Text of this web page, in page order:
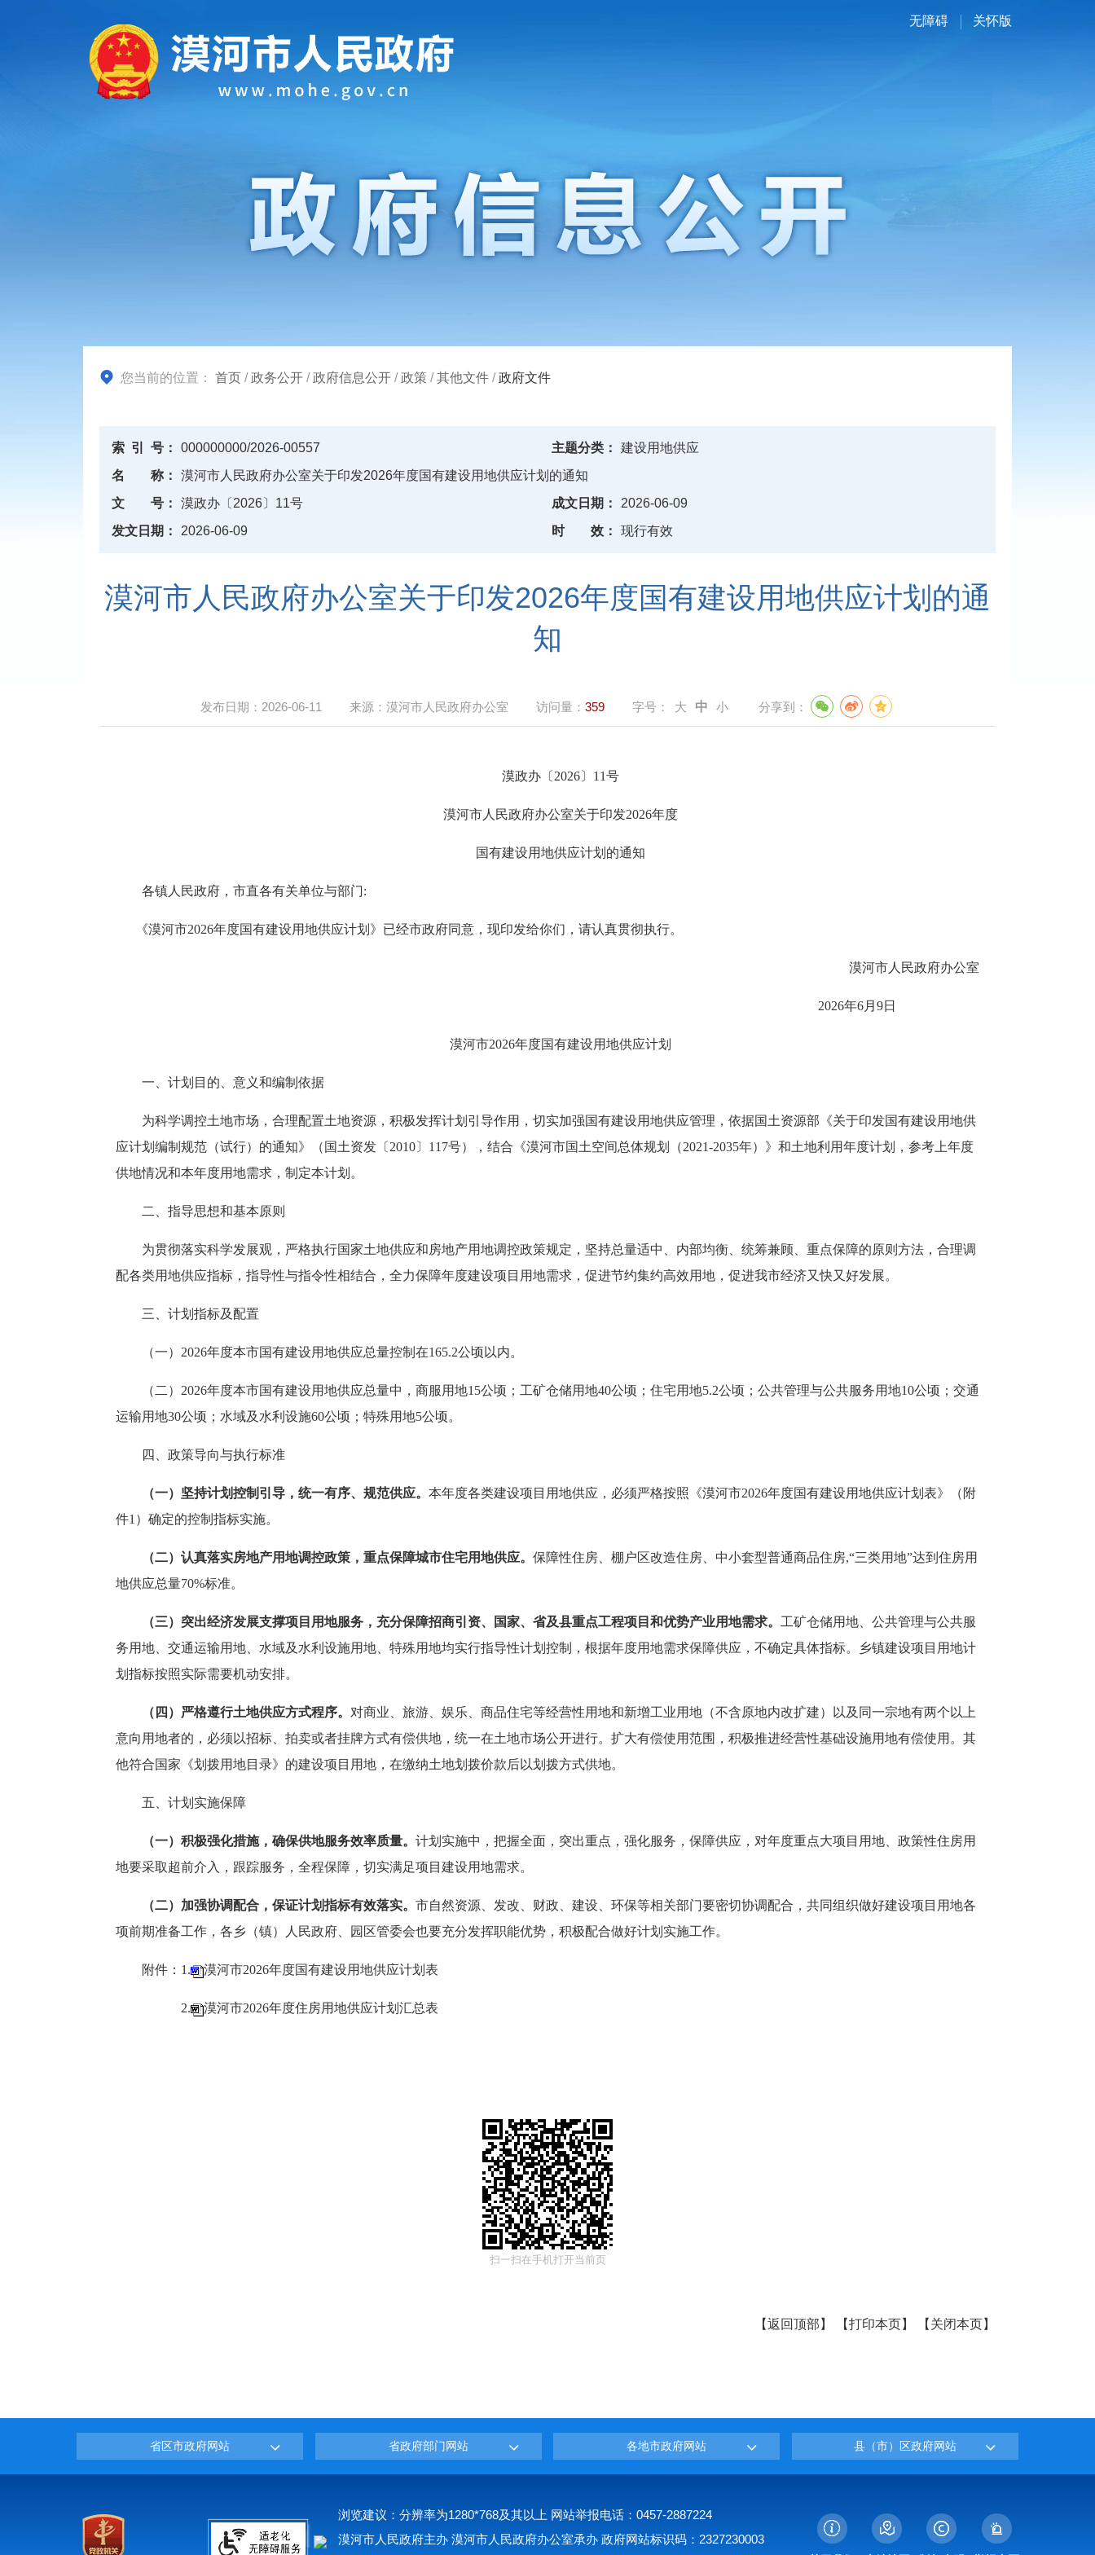
无障碍 关怀版
您当前的位置： 首页 /政务公开 /政府信息公开 /政策 /其他文件 /政府文件
索 引 号： 000000000/2026-00557 主题分类：
建设用地供应
名
称：
漠河市人民政府办公室关于印发2026年度国有建设用地供应计划的通知
文
号： 漠政办〔2026〕11号 成文日期：
2026-06-09
发文日期：
2026-06-09 时 效： 现行有效
漠河市人民政府办公室关于印发2026年度国有建设用地供应计划的通
知
发布日期： 2026-06-11 来源： 漠河市人民政府办公室 访问量： 359 字号： 大 中 小 分享到：
漠政办 〔 2026〕 11号
漠河市 人民政府办公室关于印发2026年度
国有建设用地供应计划的通知
各镇人民政府，市直各有关单位与部门:
《漠河市2026年度国有建设用地供应计划》已经市政府同意，现印发给你们，请认真贯彻执行。
漠河市人民政府办公室
2026年6月 9日
漠河市2026年度国有建设用地供应计划
一、计划目的、意义和编制依据
为科学调控土地市场，合理配置土地资源，积极发挥计划引导作用，切实加强国有建设用地供应管理，依据国土资源部《关于印发国有建设用地供
应计划编制规范（试行）的通知》（国土资发 〔 2010〕 117号），结合《漠河市国土空间总体规划（2021-2035年） 》和土地利用年度计划，参考上年度
供地情况和本年度用地需求，制定本计划。
二、指导思想和基本原则
为贯彻落实科学发展观，严格执行国家土地供应和房地产用地调控政策规定，坚持总量适中、内部均衡、统筹兼顾、重点保障的原则方法，合理调
配各类用地供应指标，指导性与指令性相结合，全力保障年度建设项目用地需求，促进节约集约高效用地，促进我市经济又快又好发展。
三、计划指标及配置
（一） 2026年度本市国有建设用地供应总量控制 在165.2公顷以内。
（二） 2026年度本市国有建设用地供应总量中，商服用地15公顷； 工矿仓储用地40公顷； 住宅用地5.2公顷；公共管理与公共服务用地10公顷；交通
运输用地30公顷 ； 水域及水利设施60公顷；特殊用地5公顷。
四、政策导向与执行标准
（一）坚持计划控制引导，统一有序、规范供应。 本年度各类建设项目用地供应，必须严格按照《漠河市2026年度国有建设用地供应计划表》（附
件1）确定的控制指标实施。
（二）认真落实房地产用地调控政策，重点保障城市住宅用地供应。 保障性住房、棚户区改造住房、中小套型普通商品住房,“三类用地”达到住房用
地供应总量70%标准。
（三）突出经济发展支撑项目用地服务，充分保障招商引资、国家、省及县重点工程项目和优势产业用地需求。 工矿仓储用地、公共管理与公共服
务用地、交通运输用地、水域及水利设施用地、特殊用地均实行指导性计划控制，根据年度用地需求保障供应，不确定具体指标。乡镇建设项目用地计
划指标按照实际需要机动安排。
（四）严格遵行土地供应方式程序。 对商业、旅游、娱乐、商品住宅等经营性用地和新增工业用地（不含原地内改扩建）以及同一宗地有两个以上
意向用地者的，必须以招标、拍卖或者挂牌方式有偿供地，统一在土地市场公开进行。扩大有偿使用范围，积极推进经营性基础设施用地有偿使用。其
他符合国家《划拨用地目录》的建设项目用地，在缴纳土地划拨价款后以划拨方式供地。
五、计划实施保障
（一）积极强化措施，确保供地服务效率质量。 计划实施中，把握全面，突出重点，强化服务，保障供应，对年度重点大项目用地、政策性住房用
地要采取超前介入，跟踪服务，全程保障，切实满足项目建设用地需求。
（二）加强协调配合，保证计划指标有效落实。 市自然资源、发改、财政、建设、环保等相关部门要密切协调配合，共同组织做好建设项目用地各
项前期准备工作，各乡（镇）人民政府、园区管委会也要充分发挥职能优势，积极配合做好计划实施工作。
附件： 1. 漠河市2026年度国有建设用地供应计划表
2. 漠河市2026年度住房用地供应计划汇总表
扫一扫在手机打开当前页
【返回顶部 】 【打印本页】 【 关闭本页】
省区市政府网站 省政府部门网站 各地市政府网站 县（市）区政府网站
浏览建议：分辨率为1280*768及其以上 网站举报电话：0457-2887224
漠河市人民政府主办 漠河市人民政府办公室承办 政府网站标识码：2327230003